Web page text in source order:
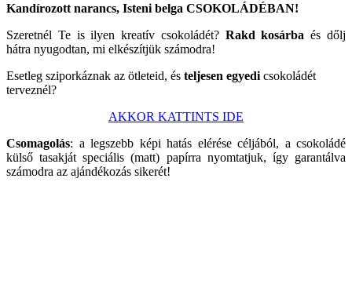
Kandírozott narancs, Isteni belga CSOKOLÁDÉBAN!
Szeretnél Te is ilyen kreatív csokoládét? Rakd kosárbaés dőlj
hátra nyugodtan, mi elkészítjük számodra!
Esetleg sziporkáznak az ötleteid, és teljesen egyedi csokoládét
terveznél?
AKKOR KATTINTS IDE
Csomagolás: a legszebb képi hatás elérése céljából, a csokoládé
külső tasakját speciális (matt) papírra nyomtatjuk, így garantálva
számodra az ajándékozás sikerét!